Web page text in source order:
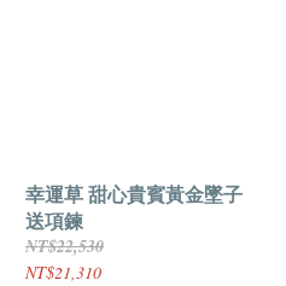
幸運草 甜心貴賓黃金墜子
送項鍊
NT$22,530
NT$21,310